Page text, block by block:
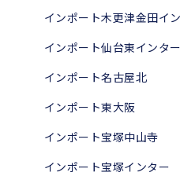
インポート木更津金田イ
インポート仙台東インター
インポート名古屋北
インポート東大阪
インポート宝塚中山寺
インポート宝塚インター